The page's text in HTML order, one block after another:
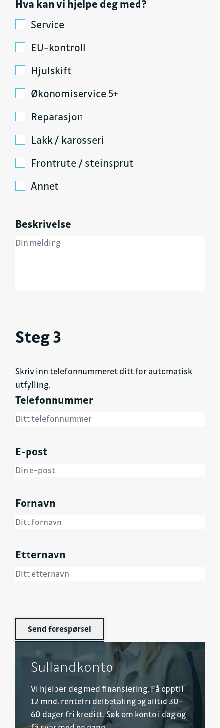
Hva kan vi hjelpe deg med?
Service
EU-kontroll
Hjulskift
Økonomiservice 5+
Reparasjon
Lakk / karosseri
Frontrute / steinsprut
Annet
Beskrivelse
Steg 3
Skriv inn telefonnummeret ditt for automatisk
utfylling.
Telefonnummer
E-post
Fornavn
Etternavn
Send forespørsel
Sullandkonto
Vi hjelper deg med finansiering. Få opptil
12 mnd. rentefri delbetaling og alltid 30–
60 dager fri kreditt. Søk om konto i dag og